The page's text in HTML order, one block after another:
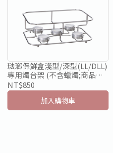
琺瑯保鮮盒淺型/深型(LL/DLL)
專用燭台架 (不含蠟燭;商品以
實際出貨為主)
NT$850
加入購物車